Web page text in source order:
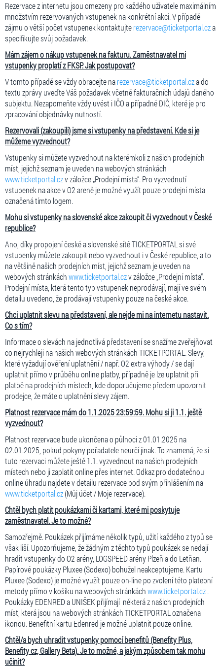
Rezervace z internetu jsou omezeny pro každého uživatele maximálním
množstvím rezervovaných vstupenek na konkrétní akci. V případě
zájmu o větší počet vstupenek kontaktujterezervace@ticketportal.cza
specifikujte svůj požadavek.
Mám zájem o nákup vstupenek na fakturu. Zaměstnavatel mi
vstupenky proplatí z FKSP. Jak postupovat?
V tomto případě se vždy obracejte narezervace@ticketportal.cza do
textu zprávy uveďte Váš požadavek včetně fakturačních údajů daného
subjektu. Nezapomeňte vždy uvést i IČO a případné DIČ, které je pro
zpracování objednávky nutností.
Rezervovali (zakoupili) jsme si vstupenky na představení. Kde si je
můžeme vyzvednout?
Vstupenky si můžete vyzvednout na kterémkoli z našich prodejních
míst, jejichž seznam je uveden na webových stránkách
www.ticketportal.czv záložce „Prodejní místa“. Pro vyzvednutí
vstupenek na akce v O2 areně je možné využít pouze prodejní místa
označená tímto logem.
Mohu si vstupenky na slovenské akce zakoupit či vyzvednout v České
republice?
Ano, díky propojení české a slovenské sítě TICKETPORTAL si své
vstupenky můžete zakoupit nebo vyzvednout i v České republice, a to
na většině našich prodejních míst, jejichž seznam je uveden na
webových stránkáchwww.ticketportal.czv záložce „Prodejní místa“.
Prodejní místa, která tento typ vstupenek neprodávají, mají ve svém
detailu uvedeno, že prodávají vstupenky pouze na české akce.
Chci uplatnit slevu na představení, ale nejde mi na internetu nastavit.
Co s tím?
Informace o slevách na jednotlivá představení se snažíme zveřejňovat
co nejrychleji na našich webových stránkách TICKETPORTAL. Slevy,
které vyžadují ověření uplatnění / např. O2 extra výhody / se dají
uplatnit přímo v průběhu online platby, případně je lze uplatnit při
platbě na prodejních místech, kde doporučujeme předem upozornit
prodejce, že máte o uplatnění slevy zájem.
Platnost rezervace mám do 1.1.2025 23:59:59. Mohu si ji 1.1. ještě
vyzvednout?
Platnost rezervace bude ukončena o půlnoci z 01.01.2025 na
02.01.2025, pokud pokyny pořadatele neurčí jinak. To znamená, že si
tuto rezervaci můžete ještě 1.1. vyzvednout na našich prodejních
místech nebo ji zaplatit online přes internet. Odkaz pro dodatečnou
online úhradu najdete v detailu rezervace pod svým přihlášením na
www.ticketportal.cz(Můj účet / Moje rezervace).
Chtěl bych platit poukázkami či kartami, které mi poskytuje
zaměstnavatel. Je to možné?
Samozřejmě. Poukázek přijímáme několik typů, užití každého z typů se
však liší. Upozorňujeme, že žádným z těchto typů poukázek se nedají
hradit vstupenky do O2 arény, LOGSPEED arény Plzeň a do Letňan.
Papírové poukázky Pluxee (Sodexo) bohužel neakceptujeme. Kartu
Pluxee (Sodexo) je možné využít pouze on-line po zvolení této platební
metody přímo v košíku na webových stránkáchwww.ticketportal.cz .
Poukázky EDENRED a UNIŠEK přijímají některá z našich prodejních
míst, která jsou na webových stránkách TICKETPORTAL označena
ikonou. Benefitní kartu Edenred je možné uplatnit pouze online.
Chtěl/a bych uhradit vstupenky pomocí benefitů (Benefity Plus,
Benefity cz, Gallery Beta). Je to možné, a jakým způsobem tak mohu
učinit?